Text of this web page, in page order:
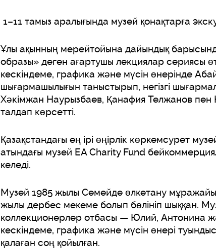
1–11 тамыз аралығында музей қонақтарға
Ұлы ақынның мерейтойына дайындық
образы» деген ағартушы лекциялар сериясы
кескіндеме, графика және мүсін өнерінде
шығармашылығын таныстырып, негізгі
Хәкімжан Наурызбаев, Қанафия Телжанов
талдап көрсетті.
Қазақстандағы ең ірі өңірлік көркемсурет
атындағы музей EA Charity Fund
келеді.
Музей 1985 жылы Семейде өлкетану
жылы дербес мекеме болып бөлініп шыққан.
коллекционерлер отбасы — Юлий, Антонина
кескіндеме, графика және мүсін өнері
қалаған соң қойылған.